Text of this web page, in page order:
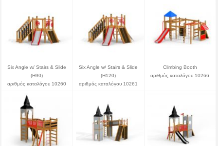
Six Angle w/ Stairs & Slide
(H90)
αριθμός καταλόγου 10260
Six Angle w/ Stairs & Slide
(H120)
αριθμός καταλόγου 10261
Climbing Booth
αριθμός καταλόγου 10266